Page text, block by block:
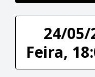
24/05/
Feira,